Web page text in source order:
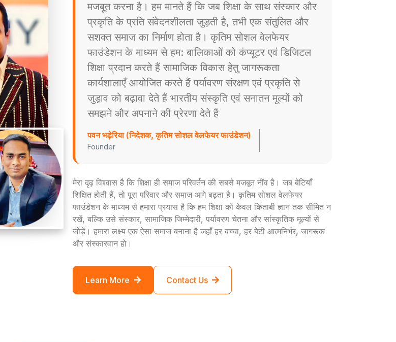
मजबूत करना है। हम मानते हैं कि जब शिक्षा के साथ संस्कार और
प्रकृति के प्रति संवेदनशीलता जुड़ती है, तभी एक संतुलित और
सशक्त समाज का निर्माण होता है। कृतिम सोशल वेलफेयर
फाउंडेशन के माध्यम से हम: बालिकाओं को कंप्यूटर एवं डिजिटल
शिक्षा प्रदान करते हैं सामाजिक विकास हेतु जागरूकता
कार्यशालाएँ आयोजित करते हैं पर्यावरण संरक्षण एवं प्रकृति से
जुड़ाव को बढ़ावा देते हैं भारतीय संस्कृति एवं सनातन मूल्यों को
समझने और अपनाने की प्रेरणा देते हैं
पवन भड़ेरिया (निदेशक, कृतिम सोशल वेलफेयर फाउंडेशन)
Founder
मेरा दृढ़ विश्वास है कि शिक्षा ही समाज परिवर्तन की सबसे मजबूत नींव है। जब बेटियाँ
शिक्षित होती हैं, तो पूरा परिवार और समाज आगे बढ़ता है। कृतिम सोशल वेलफेयर
फाउंडेशन के माध्यम से हमारा प्रयास है कि हम शिक्षा को केवल किताबी ज्ञान तक सीमित न
रखें, बल्कि उसे संस्कार, सामाजिक जिम्मेदारी, पर्यावरण चेतना और सांस्कृतिक मूल्यों से
जोड़ें। हमारा लक्ष्य एक ऐसा समाज बनाना है जहाँ हर बच्चा, हर बेटी आत्मनिर्भर, जागरूक
और संस्कारवान हो।
Learn More Contact Us